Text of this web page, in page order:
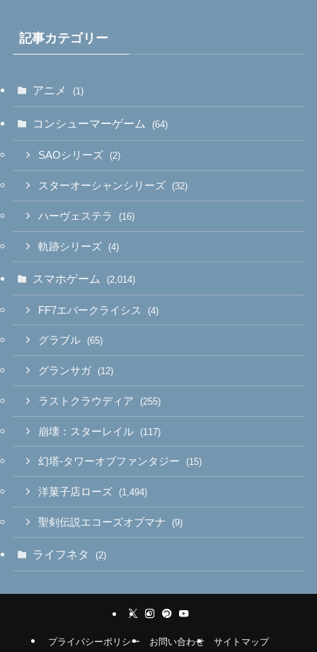
記事カテゴリー
アニメ (1)
コンシューマーゲーム (64)
SAOシリーズ (2)
スターオーシャンシリーズ (32)
ハーヴェステラ (16)
軌跡シリーズ (4)
スマホゲーム (2,014)
FF7エバークライシス (4)
グラブル (65)
グランサガ (12)
ラストクラウディア (255)
崩壊：スターレイル (117)
幻塔-タワーオブファンタジー (15)
洋菓子店ローズ (1,494)
聖剣伝説エコーズオブマナ (9)
ライフネタ (2)
プライバシーポリシー お問い合わせ サイトマップ